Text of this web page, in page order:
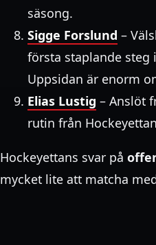
säsong.
Sigge Forslund –
första staplande
Uppsidan är enorm
Elias Lustig – Anslöt
rutin från
Hockeyettans svar på
mycket lite att matcha